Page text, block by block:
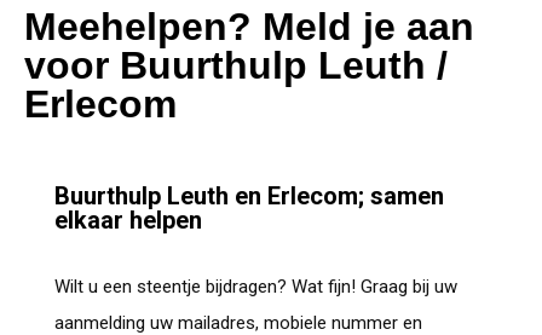
Meehelpen? Meld je aan
voor Buurthulp Leuth /
Erlecom
Buurthulp Leuth en Erlecom; samen
elkaar helpen
Wilt u een steentje bijdragen? Wat fijn! Graag bij uw
aanmelding uw mailadres, mobiele nummer en